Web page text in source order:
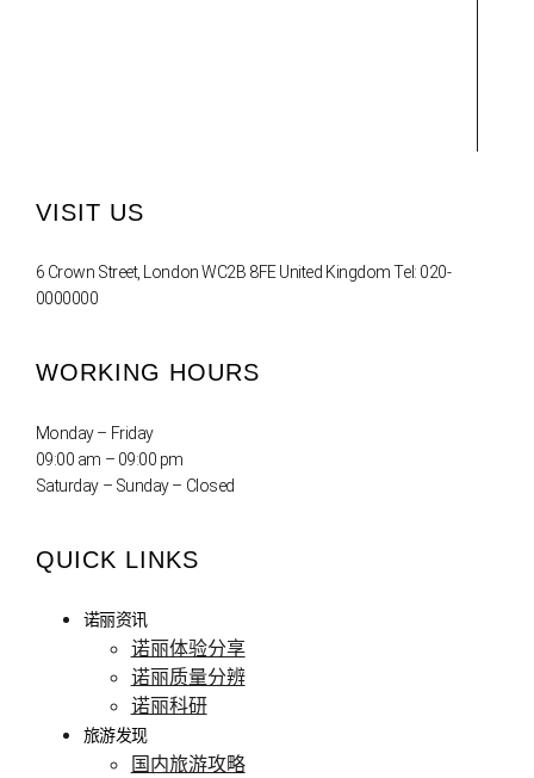
VISIT US
6 Crown Street, London WC2B 8FE United Kingdom Tel: 020-
0000000
WORKING HOURS
Monday – Friday
09:00 am – 09:00 pm
Saturday – Sunday – Closed
QUICK LINKS
诺丽资讯
诺丽体验分享
诺丽质量分辨
诺丽科研
旅游发现
国内旅游攻略